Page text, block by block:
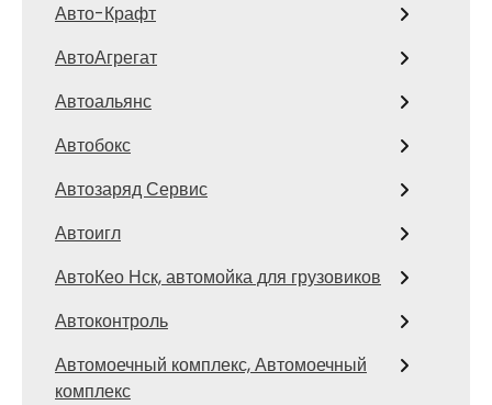
Авто-Крафт
АвтоАгрегат
Автоальянс
Автобокс
Автозаряд Сервис
Автоигл
АвтоКео Нск, автомойка для грузовиков
Автоконтроль
Автомоечный комплекс, Автомоечный
комплекс